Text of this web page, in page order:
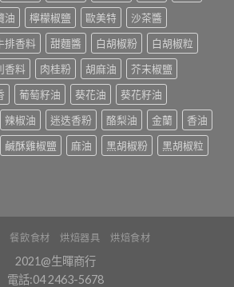
油 檸檬椒鹽 歐美特
沙茶醬
排香料 甜麵醬 白胡椒粉
白胡椒粒
香料 肉桂粉 胡麻油
芥末椒鹽
葡萄籽油 葵花油
葵花籽油
辣椒油 迷迭香粉 酪梨油 金蘭
香油
鹹酥雞椒鹽 麻油 黑胡椒粉
黑胡椒粒
餐飲食材 烘焙器具 烘焙食材
2021@生暉商行
電話:04 2463-5678